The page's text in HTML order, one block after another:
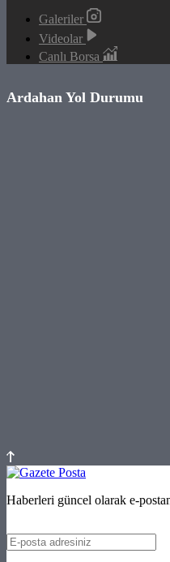
Galeriler
Videolar
Canlı Borsa
Ardahan Yol Durumu
Haberleri güncel olarak e-